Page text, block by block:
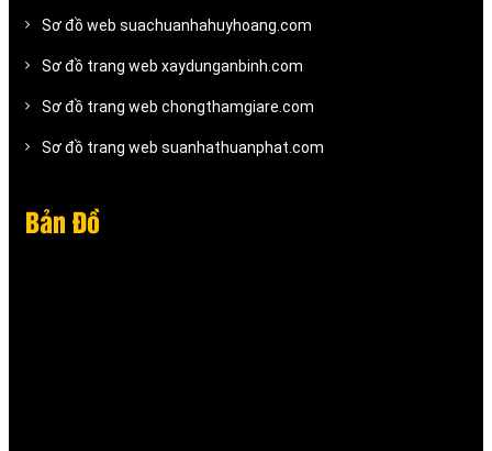
Sơ đồ web suachuanhahuyhoang.com
Sơ đồ trang web xaydunganbinh.com
Sơ đồ trang web chongthamgiare.com
Sơ đồ trang web suanhathuanphat.com
Bản Đồ